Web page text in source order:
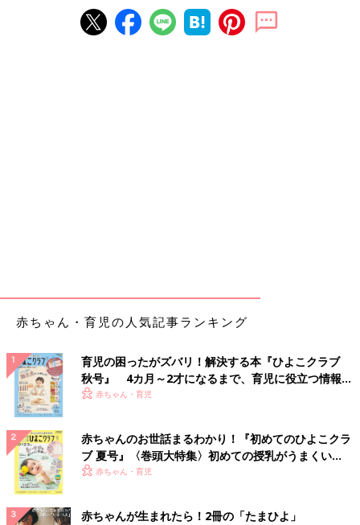
赤ちゃん・育児の人気記事ランキング
育児の困ったがズバリ！解決する本『ひよこクラブ
秋号』 4カ月～2才になるまで、育児に役立つ情報が
いっぱい！
赤ちゃん・育児
赤ちゃんのお世話まるわかり！『初めてのひよこクラ
ブ 夏号』〈巻頭大特集〉初めての授乳がうまくい
く！ おっぱい・ミルクの基本と夏のトラブル 解決テ
赤ちゃん・育児
赤ちゃんが生まれたら！2冊の「たまひよ」